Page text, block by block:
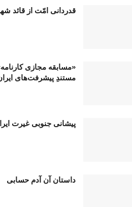
قدردانی امّت از قائد
«مسابقه مجازی
مستندِ پیشرفت‌های
پیشانی جنوبی غیرت
داستان آن آدم حسابی